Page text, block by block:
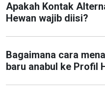
Apakah Kontak
Hewan wajib diisi?
Bagaimana cara
baru anabul ke Profil